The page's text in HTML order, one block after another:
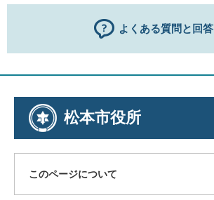
よくある質問と回答
松本市役所
このページについて